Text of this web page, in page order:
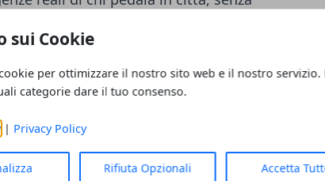
sui Cookie
per ottimizzare il nostro sito web e il nostro servizio.
categorie dare il tuo consenso.
| Privacy Policy
Rifiuta Opzionali Accetta
per pochi:
,colonnina per manutenzione e
non custoditi, quindi l’elemento
a infrastruttura e gestione
prezzo “da abitudine”, più che da